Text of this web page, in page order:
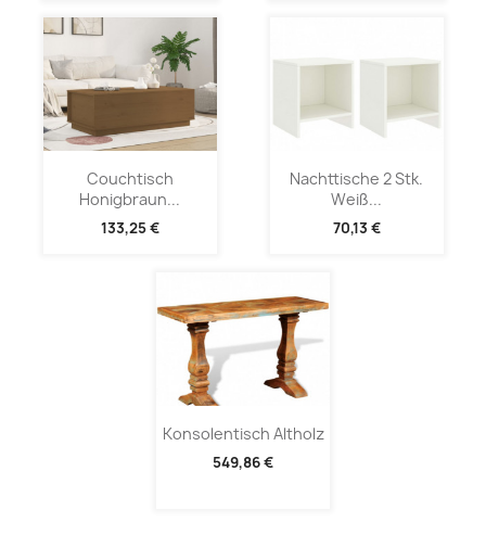
Couchtisch
Honigbraun...
133,25 €
Nachttische 2 Stk.
Weiß...
70,13 €
Konsolentisch Altholz
549,86 €